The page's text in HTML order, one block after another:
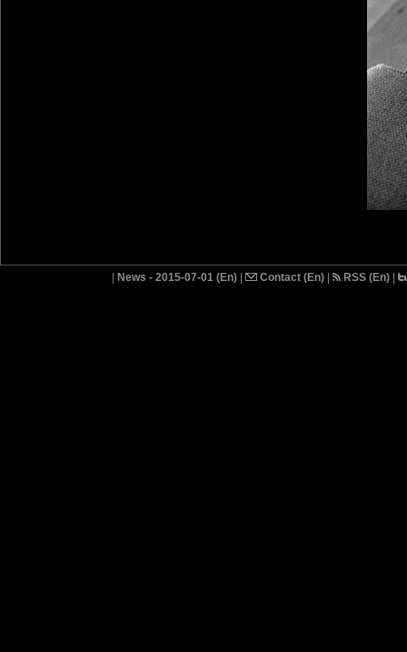
News - 2015-07-01 (En) Contact (En) RSS (En)